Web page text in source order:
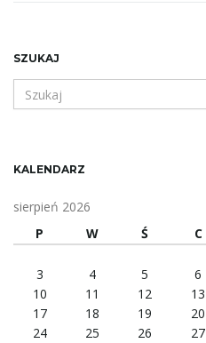
SZUKAJ
z
a
e
ł
KALENDARZ
sierpień 2026
P
W Ś C
3
4 5 6
10
11 12 13
17
18 19 20
24
25 26 27